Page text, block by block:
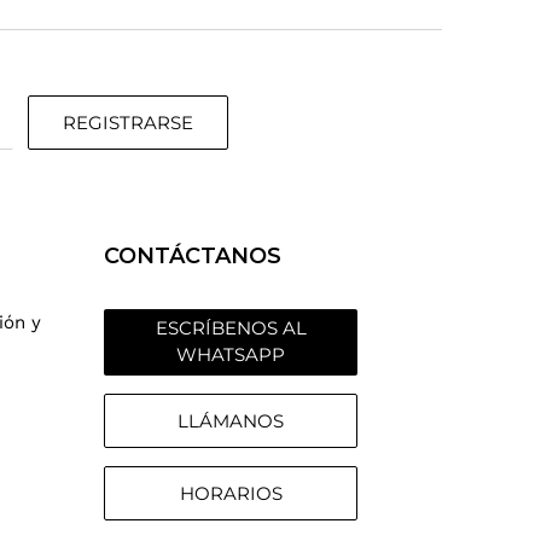
REGISTRARSE
y
CONTÁCTANOS
ESCRÍBENOS AL
WHATSAPP
LLÁMANOS
HORARIOS